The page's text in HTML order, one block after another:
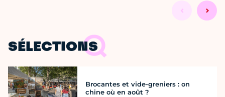
SÉLECTIONS
Brocantes et vide-greniers : on
chine où en août ?